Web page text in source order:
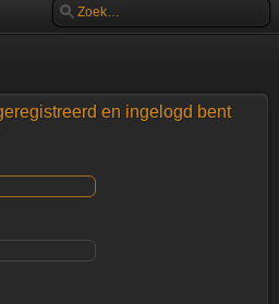
en ingelogd bent